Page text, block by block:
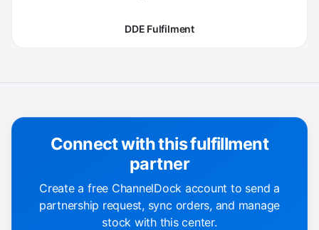
DDE Fulfilment
Connect with this fulfillment
partner
Create a free ChannelDock account to send a
partnership request, sync orders, and manage
stock with this center.